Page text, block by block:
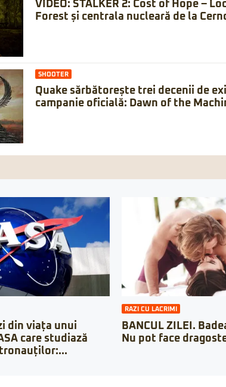
VIDEO: STALKER 2: Cost of Hope –
Forest și centrala nucleară de la
SHOOTER
Quake sărbătorește trei decenii de
campanie oficială: Dawn of the
din viața unui
care studiază
RAZI CU LACRIMI
BANCUL ZILEI.
Nu pot face